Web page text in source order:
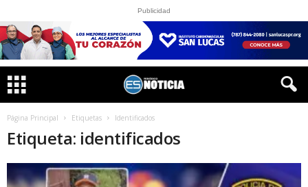
Publicidad
Página Principal Etiquetas Identificados
Etiqueta: identificados